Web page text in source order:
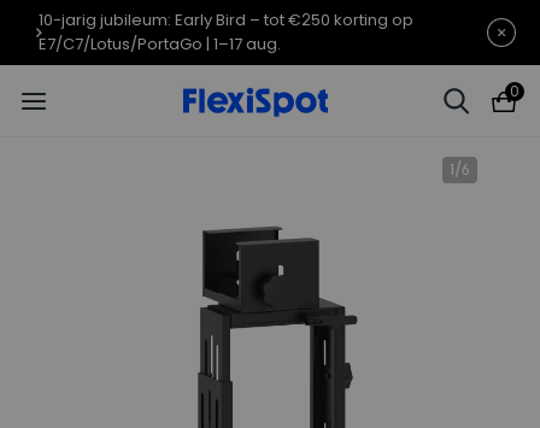
10-jarig jubileumaanbod | E7 Plus
vanaf €399,99
0
1/6